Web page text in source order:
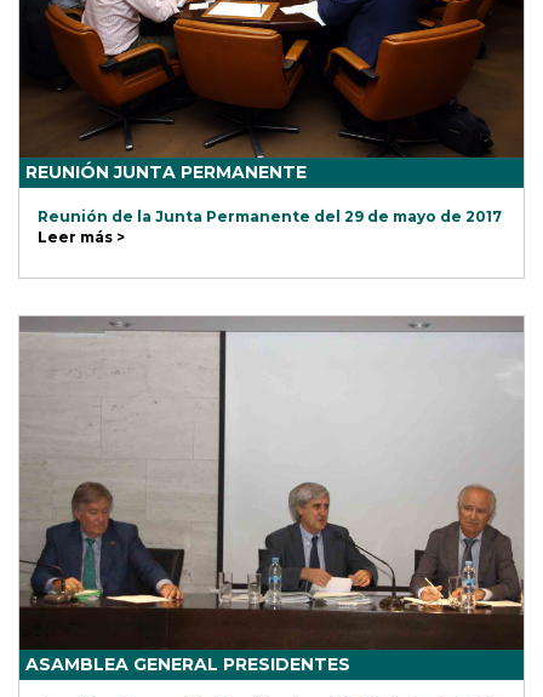
REUNIÓN JUNTA PERMANENTE
Reunión de la Junta Permanente del 29 de mayo de 2017
Leer más >
ASAMBLEA GENERAL PRESIDENTES